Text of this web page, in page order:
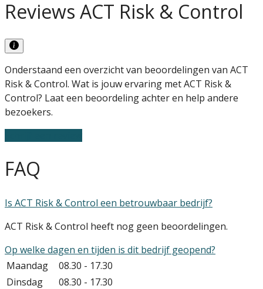
Reviews ACT Risk & Control
Onderstaand een overzicht van beoordelingen van ACT
Risk & Control. Wat is jouw ervaring met ACT Risk &
Control? Laat een beoordeling achter en help andere
bezoekers.
FAQ
Is ACT Risk & Control een betrouwbaar bedrijf?
ACT Risk & Control heeft nog geen beoordelingen.
Op welke dagen en tijden is dit bedrijf geopend?
Maandag
08.30 - 17.30
Dinsdag
08.30 - 17.30